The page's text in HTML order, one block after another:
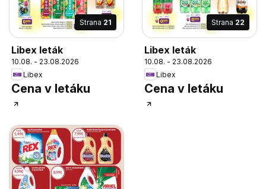
Strana 21
Libex leták
10.08. - 23.08.2026
Libex
Cena v letáku
Strana 22
Libex leták
10.08. - 23.08.2026
Libex
Cena v letáku